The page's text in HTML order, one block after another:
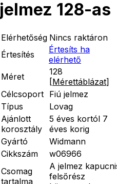
jelmez 128-as
Elérhetőség Nincs raktáron
Értesítés
Értesíts ha
elérhető
Méret
128
[Mérettáblázat]
Célcsoport Fiú jelmez
Típus
Lovag
Ajánlott
korosztály
5 éves kortól 7
éves korig
Gyártó
Widmann
Cikkszám
w06966
Csomag
tartalma
A jelmez
felsőrész